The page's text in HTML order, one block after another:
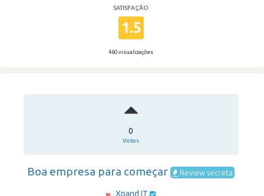
SATISFAÇÃO
1.5
460 visualizações
0
Votos
Boa empresa para começar Review secreta
Xpand IT